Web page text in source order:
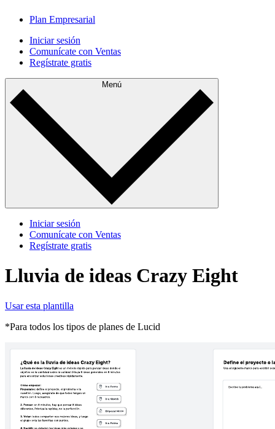
Plan Empresarial
Iniciar sesión
Comunícate con Ventas
Regístrate gratis
Menú
Iniciar sesión
Comunícate con Ventas
Regístrate gratis
Lluvia de ideas Crazy Eight
Usar esta plantilla
*Para todos los tipos de planes de Lucid